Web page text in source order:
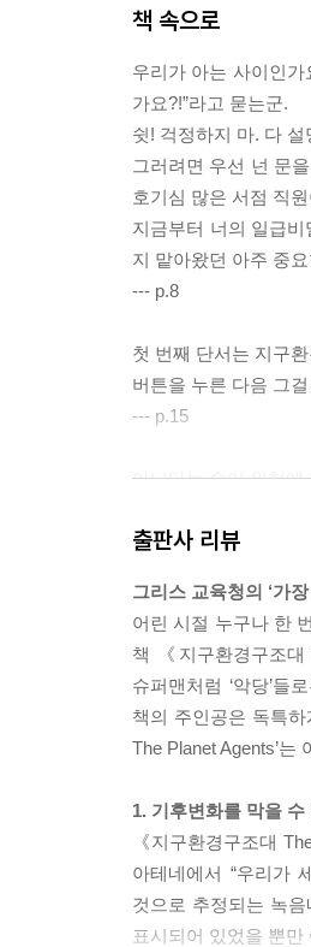
책 속으로
우리가 아는 사이인
가요?!”라고 묻는군.
쉿! 걱정하지 마. 다
그러려면 우선 넌 문
호기심 많은 서점 직
지금부터 너의 일급
지 맡아왔던 아주 중
--- p.8
첫 번째 단서는 지구
버튼을 누른 다음 그
--- p.15
아니타는 숲이 위험
...
다면……? 아 머리 아
--- p.45
그 사람들이 그러는
고 싶을 거야. 너도 보
실망하지 말란 얘기
데……. 너는 온 사방을
무슨 일이야! 뭐라고
야?
--- p.69
출판사 리뷰
그리스 교육청의 ‘가
어린 시절 누구나 한
책 《지구환경구조
슈퍼맨처럼 ‘악당’
책의 주인공은 독특
The Planet Agents’
1. 기후변화를 막을 수
《지구환경구조대
아테네에서 “우리가
것으로 추정되는 녹
표시되어 있었을 뿐